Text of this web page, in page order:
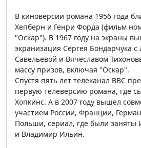
В киноверсии романа 1956 года
Хепберн и Генри Форда (фильм
"Оскар"). В 1967 году на экраны
экранизация Сергея Бондарчука
Савельевой и Вячеславом
массу призов, включая "Оскар".
Спустя пять лет телеканал ВВС
первую телеверсию романа, где
Хопкинс. А в 2007 году вышел
участием России, Франции,
Польши, сериал, где были заняты
и Владимир Ильин.